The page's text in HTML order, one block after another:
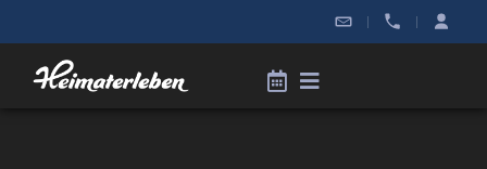
| |